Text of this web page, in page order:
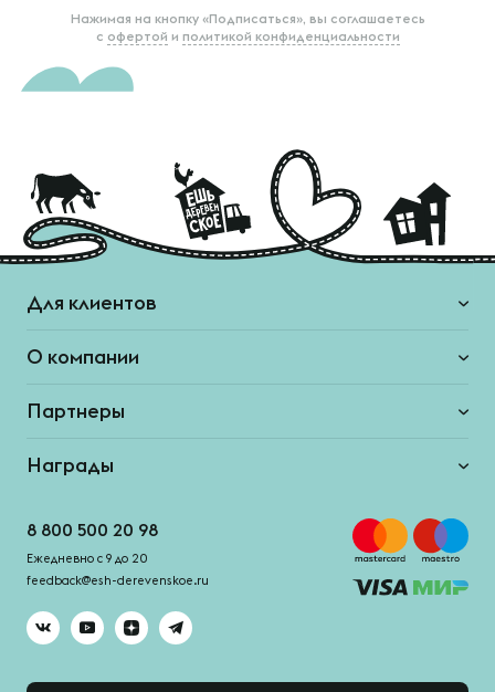
Нажимая на кнопку «Подписаться», вы соглашаетесь
с офертой и политикой конфиденциальности
Для клиентов
О компании
Партнеры
Награды
8 800 500 20 98
Ежедневно с 9 до 20
feedback@esh-derevenskoe.ru